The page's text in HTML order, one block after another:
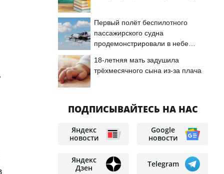
Первый полёт беспилотного
пассажирского судна
продемонстрировали в небе
18-летняя мать задушила
трёхмесячного сына из-за плача
ПОДПИСЫВАЙТЕСЬ НА НАС
Яндекс
новости
Google
новости
Яндекс
Дзен
Telegram